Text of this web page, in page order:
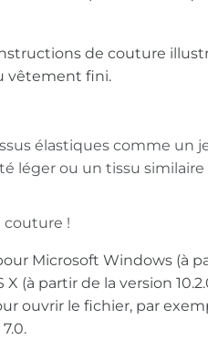
de couture
vêtement fini.
élastiques comme un
léger ou un tissu
couture !
Microsoft Windows (à
(à partir de la version
ouvrir le fichier, par